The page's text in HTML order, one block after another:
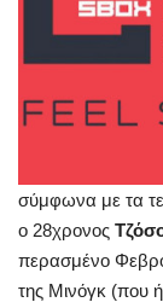
σύμφωνα με τα
ο 28χρονος
περασμένο
της Μινόγκ (που